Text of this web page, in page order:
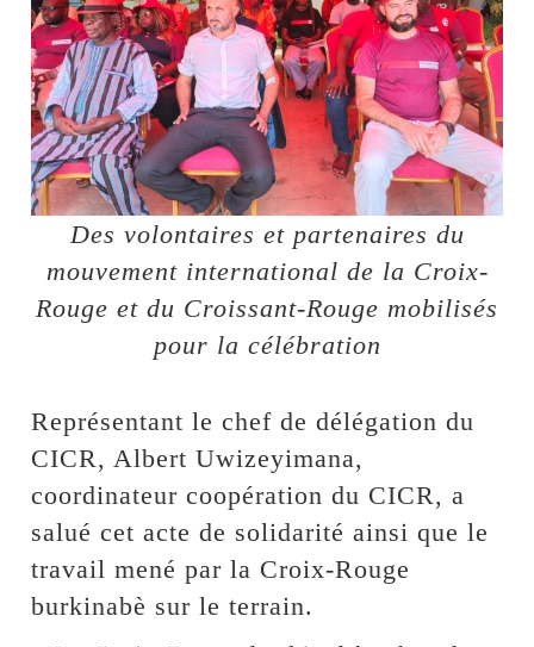
Des volontaires et partenaires du
mouvement international de la Croix-
Rouge et du Croissant-Rouge mobilisés
pour la célébration
Représentant le chef de délégation du
CICR, Albert Uwizeyimana,
coordinateur coopération du CICR, a
salué cet acte de solidarité ainsi que le
travail mené par la Croix-Rouge
burkinabè sur le terrain.